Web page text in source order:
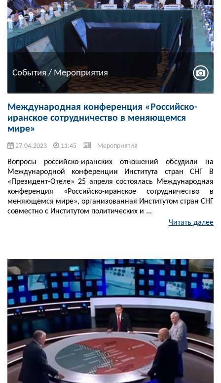
События / Мероприятия
Международная конференция «Российско-
иранское сотрудничество в меняющемся
мире»
27.04.2023 11:45 Мероприятия
Вопросы российско-иранских отношений обсудили на
Международной конференции Института стран СНГ В
«Президент-Отеле» 25 апреля состоялась Международная
конференция «Российско-иранское сотрудничество в
меняющемся мире», организованная Институтом стран СНГ
совместно с Институтом политических и ...
Читать далее